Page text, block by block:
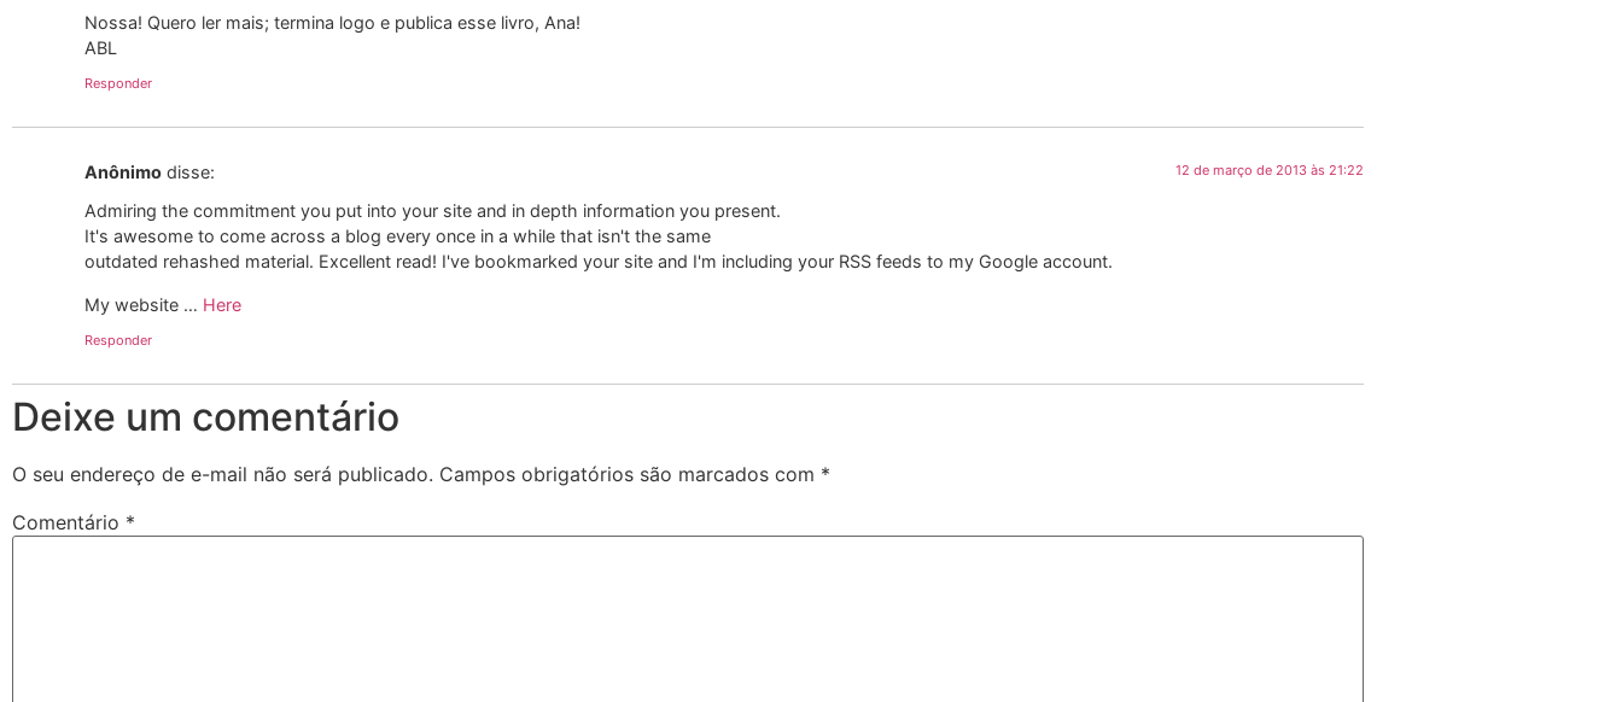
Nossa! Quero ler mais; termina logo e publica esse livro, Ana!
ABL
Responder
Anônimo disse: 12 de março de 2013 às 21:22
Admiring the commitment you put into your site and in depth information you present.
It's awesome to come across a blog every once in a while that isn't the same
outdated rehashed material. Excellent read! I've bookmarked your site and I'm including your RSS feeds to my Google account.
My website … Here
Responder
Deixe um comentário
O seu endereço de e-mail não será publicado. Campos obrigatórios são marcados com *
Comentário *